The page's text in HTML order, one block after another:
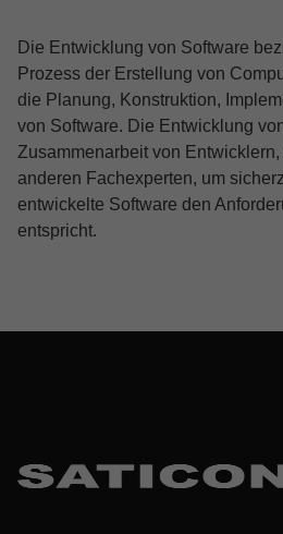
Die Entwicklung von Software
Prozess der Erstellung von
die Planung, Konstruktion,
von Software. Die Entwicklung
Zusammenarbeit von
anderen Fachexperten, um
entwickelte Software den
entspricht.